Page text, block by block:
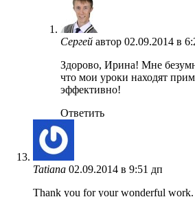
Сергей автор 02.09.2014 в
Здорово, Ирина! Мне
что мои уроки находят
эффективно!
Ответить
Tatiana 02.09.2014 в 9:51 дп
Thank you for your wonderful work.